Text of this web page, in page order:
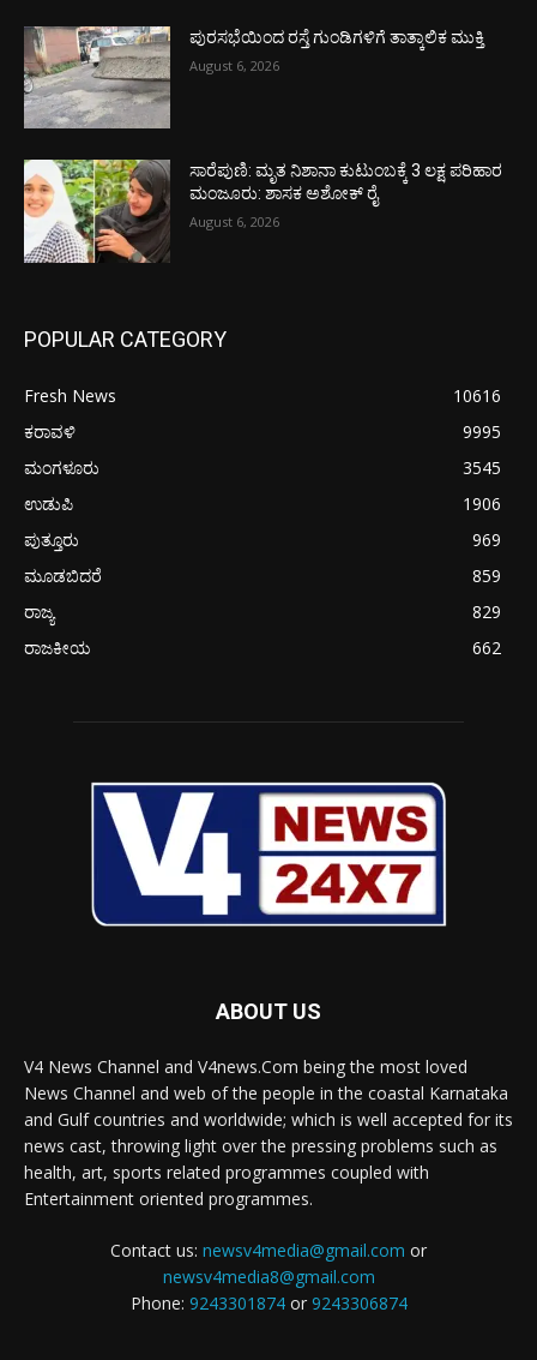
ಪುರಸಭೆಯಿಂದ ರಸ್ತೆ ಗುಂಡಿಗಳಿಗೆ ತಾತ್ಕಾಲಿಕ ಮುಕ್ತಿ
August 6, 2026
ಸಾರೆಪುಣಿ: ಮೃತ ನಿಶಾನಾ ಕುಟುಂಬಕ್ಕೆ 3 ಲಕ್ಷ ಪರಿಹಾರ
ಮಂಜೂರು: ಶಾಸಕ ಅಶೋಕ್ ರೈ
August 6, 2026
POPULAR CATEGORY
Fresh News
10616
ಕರಾವಳಿ
9995
ಮಂಗಳೂರು
3545
ಉಡುಪಿ
1906
ಪುತ್ತೂರು
969
ಮೂಡಬಿದರೆ
859
ರಾಜ್ಯ
829
ರಾಜಕೀಯ
662
ABOUT US
V4 News Channel and V4news.Com being the most loved
News Channel and web of the people in the coastal Karnataka
and Gulf countries and worldwide; which is well accepted for its
news cast, throwing light over the pressing problems such as
health, art, sports related programmes coupled with
Entertainment oriented programmes.
Contact us: newsv4media@gmail.com or
newsv4media8@gmail.com
Phone: 9243301874or 9243306874